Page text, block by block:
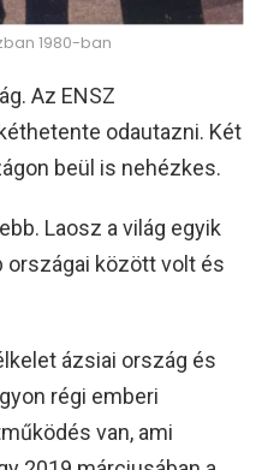
1980-ban
Az ENSZ
odautazni. Két
beül is nehézkes.
Laosz a világ egyik
országai között volt és
ázsiai ország és
régi emberi
van, ami